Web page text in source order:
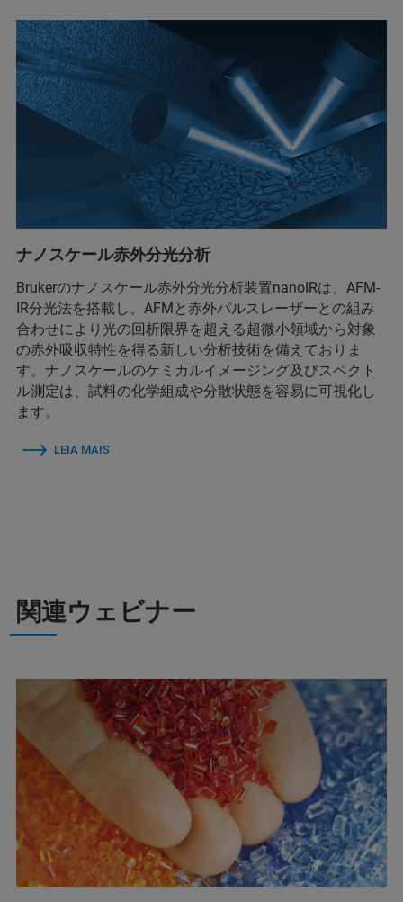
ナノスケール赤外分光分析
Brukerのナノスケール赤外分光分析装置nanoIRは、AFM-
IR分光法を搭載し、AFMと赤外パルスレーザーとの組み
合わせにより光の回析限界を超える超微小領域から対象
の赤外吸収特性を得る新しい分析技術を備えておりま
す。ナノスケールのケミカルイメージング及びスペクト
ル測定は、試料の化学組成や分散状態を容易に可視化し
ます。
LEIA MAIS
関連ウェビナー